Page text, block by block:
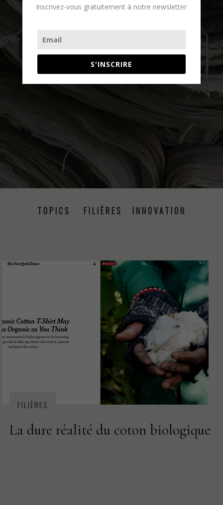
TOPICS FILIÈRES INNOVATION
PRISE DE PAROLE ÉVÉNEMENTS PRESSE
FORMATION CSRD
PRODUCTION TEXTILE
FILIÈRES
La dure réalité du coton biologique
Inscrivez-vous gratuitement à notre newsletter
S'INSCRIRE